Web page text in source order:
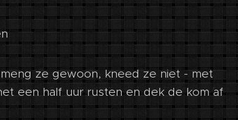
ze gewoon, kneed ze niet - met
een half uur rusten en dek de kom af